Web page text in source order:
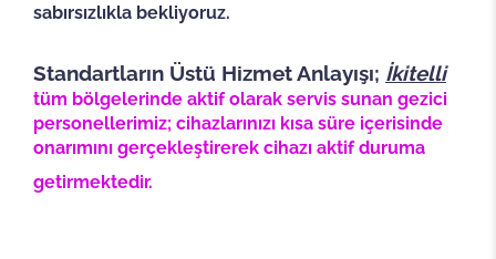
sabırsızlıkla bekliyoruz.
Standartların Üstü Hizmet Anlayışı; İkitelli
tüm bölgelerinde aktif olarak servis sunan gezici
personellerimiz; cihazlarınızı kısa süre içerisinde
onarımını gerçekleştirerek cihazı aktif duruma
getirmektedir.